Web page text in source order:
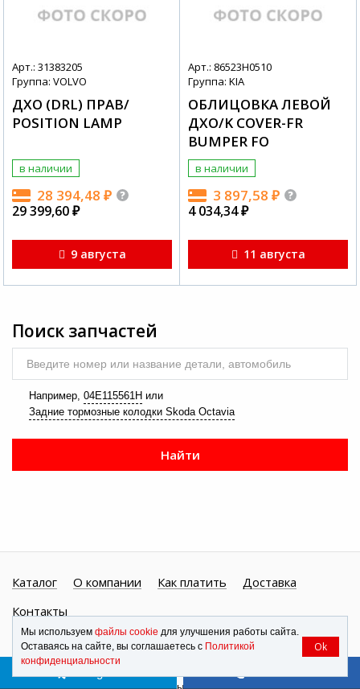
Мы используем файлы cookie для улучшения работы сайта.
Оставаясь на сайте, вы соглашаетесь с Политикой
конфиденциальности
Ok
Арт.: 31383205
Группа: VOLVO
ДХО (DRL) ПРАВ/
POSITION LAMP
в наличии
28 394,48 ₽
29 399,60₽
9 августа
Арт.: 86523H0510
Группа: KIA
ОБЛИЦОВКА ЛЕВОЙ
ДХО/K COVER-FR
BUMPER FO
в наличии
3 897,58 ₽
4 034,34₽
11 августа
Поиск запчастей
Введите номер или название детали, автомобиль
Например, 04E115561H или
Задние тормозные колодки Skoda Octavia
Найти
Каталог О компании Как платить
Доставка
Контакты